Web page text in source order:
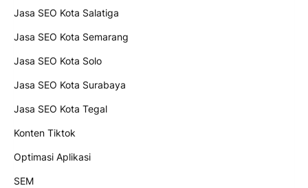
Jasa SEO Kota Salatiga
Jasa SEO Kota Semarang
Jasa SEO Kota Solo
Jasa SEO Kota Surabaya
Jasa SEO Kota Tegal
Konten Tiktok
Optimasi Aplikasi
SEM